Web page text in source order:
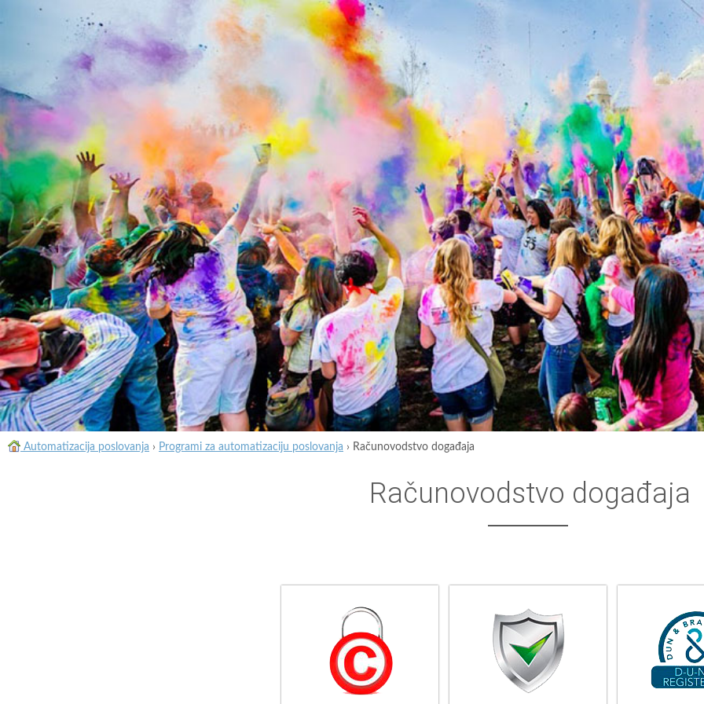
Automatizacija poslovanja › Programi za automatizaciju poslovanja › Računovodstvo događaja
Računovodstvo događaja